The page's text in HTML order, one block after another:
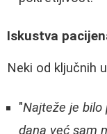
Iskustva
Neki od ključnih
"Najteže je bilo
dana već sam